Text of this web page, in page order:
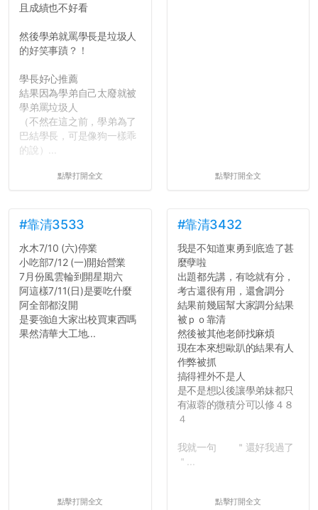
且成績也不好看
然後學弟就罵學長是垃圾人
的好笑事蹟？！
學長好心推薦
結果因為學弟自己太廢就被
學弟罵垃圾人
（不然在這之前，學弟為了
巴結學長，可是像狗一樣乖
的說）...
點擊打開全文 點擊打開全文
#靠清3533
水木7/10 (六)停業
小吃部7/12 (一)開始營業
7月份風雲輪到開星期六
阿這樣7/11(日)是要吃什麼
阿全部都沒開
是要強迫大家出校買東西嗎
果然清華大工地...
點擊打開全文
#靠清3432
我是不知道東勇到底造了甚
麼孽啦
出題都先講，有唸就有分，
考古還很有用，還會調分
結果前幾屆幫大家調分結果
被ｐｏ靠清
然後被其他老師找麻煩
現在本來想歐趴的結果有人
作弊被抓
搞得裡外不是人
是不是想以後讓學弟妹都只
有淑蓉的微積分可以修４８
４
我就一句 ＂還好我過了
＂...
點擊打開全文